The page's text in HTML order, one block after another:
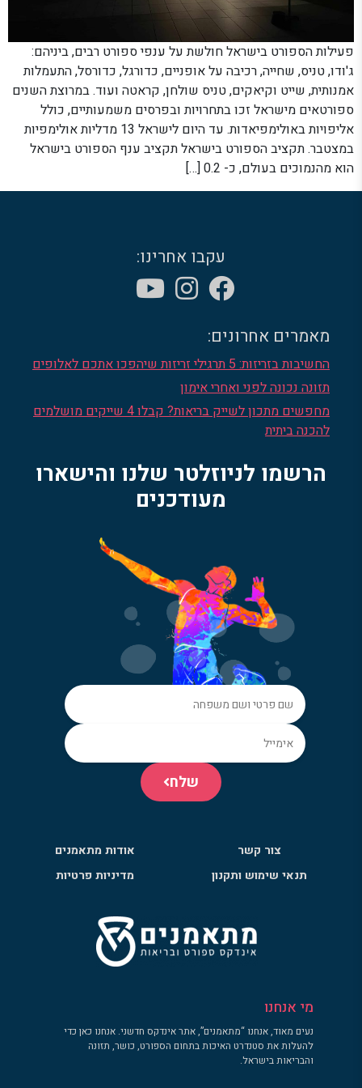
פעילות הספורט בישראל חולשת על ענפי ספורט רבים, ביניהם:
ג'ודו, טניס, שחייה, רכיבה על אופניים, כדורגל, כדורסל, התעמלות
אמנותית, שייט וקיאקים, טניס שולחן, קראטה ועוד. במרוצת השנים
ספורטאים מישראל זכו בתחרויות ובפרסים משמעותיים, כולל
אליפויות באולימפיאדות. עד היום לישראל 13 מדליות אולימפיות
במצטבר. תקציב הספורט בישראל תקציב ענף הספורט בישראל
הוא מהנמוכים בעולם, כ- 0.2 […]
עקבו אחרינו:
מאמרים אחרונים:
החשיבות בזריזות: 5 תרגילי זריזות שיהפכו אתכם לאלופים
תזונה נכונה לפני ואחרי אימון
מחפשים מתכון לשייק בריאות? קבלו 4 שייקים מושלמים
להכנה ביתית
הרשמו לניוזלטר שלנו והישארו
מעודכנים
שלח
צור קשר
אודות מתאמנים
תנאי שימוש ותקנון
מדיניות פרטיות
מי אנחנו
נעים מאוד, אנחנו “מתאמנים”, אתר אינדקס חדשני. אנחנו כאן כדי
להעלות את סטנדרט האיכות בתחום הספורט, כושר, תזונה
והבריאות בישראל.